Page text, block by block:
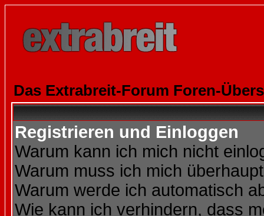
Das Extrabreit-Forum Foren-
Registrieren und Einloggen
Warum kann ich mich nicht
Warum muss ich mich
Warum werde ich automatisch
Wie kann ich verhindern, dass